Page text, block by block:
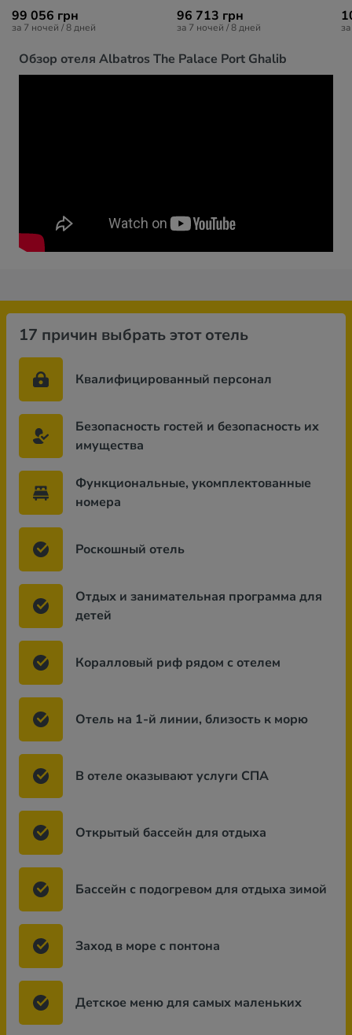
Обзор отеля Albatros The Palace Port Ghalib
99 056 грн
за 7 ночей / 8 дней
96 713 грн
за 7 ночей / 8 дней
17 причин выбрать этот отель
Квалифицированный персонал
Безопасность гостей и безопасность их
имущества
Функциональные, укомплектованные
номера
Роскошный отель
Отдых и занимательная программа для
детей
Коралловый риф рядом с отелем
Отель на 1-й линии, близость к морю
В отеле оказывают услуги СПА
Открытый бассейн для отдыха
Бассейн с подогревом для отдыха зимой
Заход в море с понтона
Детское меню для самых маленьких